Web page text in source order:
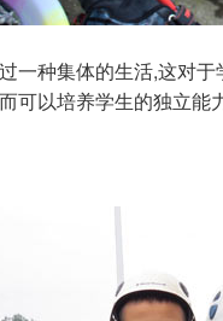
一种集体的生活,这对
可以培养学生的独立